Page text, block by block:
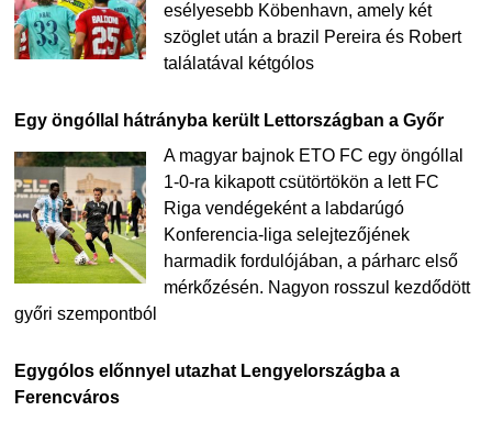
esélyesebb Köbenhavn, amely két
szöglet után a brazil Pereira és Robert
találatával kétgólos
Egy öngóllal hátrányba került Lettországban a Győr
A magyar bajnok ETO FC egy öngóllal
1-0-ra kikapott csütörtökön a lett FC
Riga vendégeként a labdarúgó
Konferencia-liga selejtezőjének
harmadik fordulójában, a párharc első
mérkőzésén. Nagyon rosszul kezdődött
győri szempontból
Egygólos előnnyel utazhat Lengyelországba a
Ferencváros